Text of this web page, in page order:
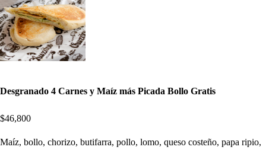
Desgranado 4 Carnes y Maíz más Picada Bollo Gratis
$46,800
Maíz, bollo, chorizo, butifarra, pollo, lomo, queso costeño, papa ripio,